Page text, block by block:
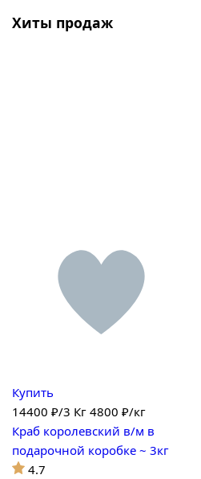
Хиты продаж
Купить
14400 ₽/3 Кг 4800 ₽/кг
Краб королевский в/м в
подарочной коробке ~ 3кг
4.7